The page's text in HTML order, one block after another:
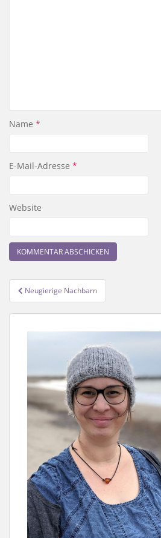
Name *
E-Mail-Adresse *
Website
Beitragsnavigation
Neugierige Nachbarn